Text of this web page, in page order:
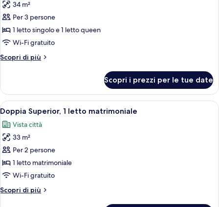
foto
per
Camera
familiare
2
(Deluxe)
34 m²
Per 3 persone
1 letto singolo e 1 letto queen
Wi-Fi gratuito
Scopri di più
Altri
familiare
con
2
letti
singoli
(Deluxe)
Scopri i prezzi per le tue date
Apri
tutte
le
foto
per
Doppia
Superior,
letto
Una camera d'albergo con un letto
3
Doppia Superior, 1 letto matrimoniale
Vista città
33 m²
Per 2 persone
1 letto matrimoniale
Wi-Fi gratuito
Scopri di più
Altri